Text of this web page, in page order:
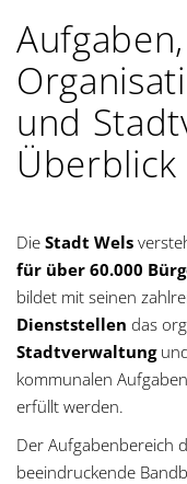
Aufgaben,
und
Überblick
Die Stadt Wels
für über 60.000
bildet mit seinen
Dienststellen das
Stadtverwaltung
kommunalen
erfüllt werden.
Der Aufgabenbereich
beeindruckende